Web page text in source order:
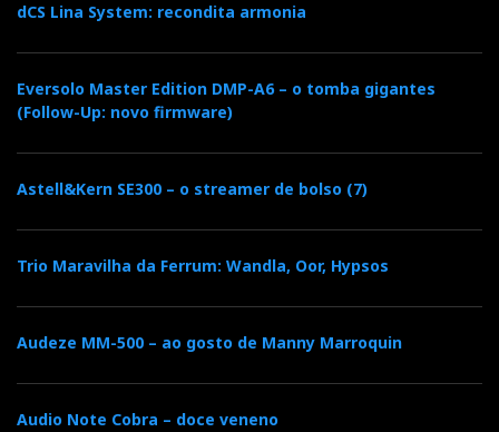
dCS Lina System: recondita armonia
Eversolo Master Edition DMP-A6 – o tomba gigantes
(Follow-Up: novo firmware)
Astell&Kern SE300 – o streamer de bolso (7)
Trio Maravilha da Ferrum: Wandla, Oor, Hypsos
Audeze MM-500 – ao gosto de Manny Marroquin
Audio Note Cobra – doce veneno